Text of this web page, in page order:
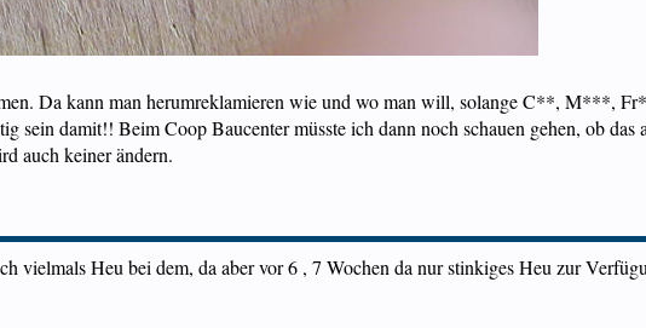
Da kann man herumreklamieren wie und wo man will, solange C**, M***,
sein damit!! Beim Coop Baucenter müsste ich dann noch schauen gehen, ob
auch keiner ändern.
Heu bei dem, da aber vor 6 , 7 Wochen da nur stinkiges Heu zur